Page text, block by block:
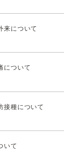
来について
について
接種について
いて